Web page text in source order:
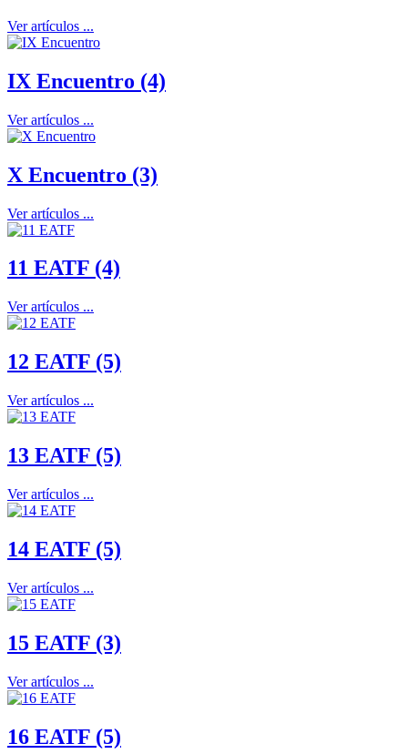
Ver artículos ...
IX Encuentro (4)
Ver artículos ...
X Encuentro (3)
Ver artículos ...
11 EATF (4)
Ver artículos ...
12 EATF (5)
Ver artículos ...
13 EATF (5)
Ver artículos ...
14 EATF (5)
Ver artículos ...
15 EATF (3)
Ver artículos ...
16 EATF (5)